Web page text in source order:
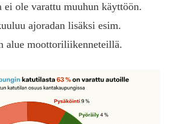
ei ole varattu muuhun käyttöön.
ajoradan lisäksi esim.
alue moottoriliikenneteillä.